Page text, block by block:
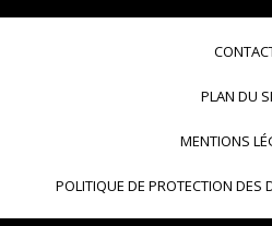
In Extenso Tourisme, Culture
Transaxio Hôtel, partenaire In
fulll, logiciel expert-comptable
PLAN DU
MENTIONS
POLITIQUE DE PROTECTION DES